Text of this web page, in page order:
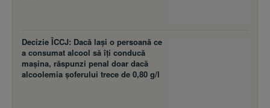
Decizie ÎCCJ: Dacă laşi o persoană ce
a consumat alcool să îţi conducă
maşina, răspunzi penal doar dacă
alcoolemia şoferului trece de 0,80 g/l